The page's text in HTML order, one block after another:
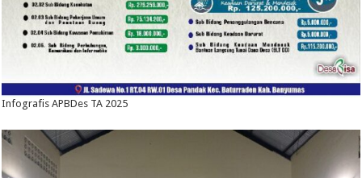
Infografis APBDes TA 2025